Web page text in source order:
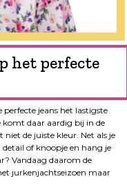
het perfecte
jeans het lastigste
daar aardig bij in de
niet de juiste kleur. Net als je
detail of knoopje en hang je
Vandaag daarom de
jurkenjachtseizoen maar